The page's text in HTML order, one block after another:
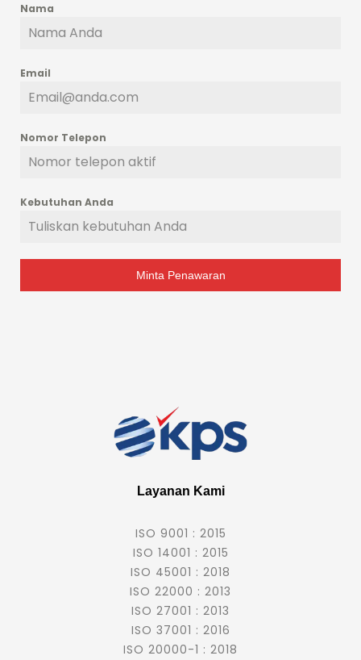
Nama
Email
Nomor Telepon
Kebutuhan Anda
Minta Penawaran
Layanan Kami
ISO 9001 : 2015
ISO 14001 : 2015
ISO 45001 : 2018
ISO 22000 : 2013
ISO 27001 : 2013
ISO 37001 : 2016
ISO 20000-1 : 2018